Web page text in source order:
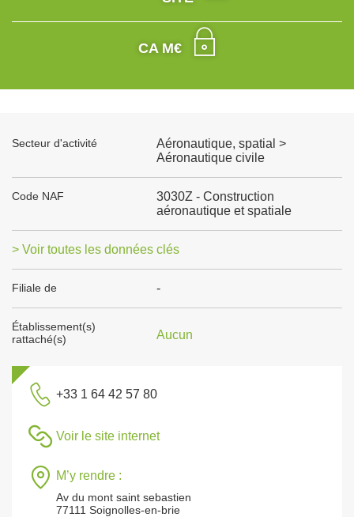
CA M€
Secteur d'activité
Aéronautique, spatial >
Aéronautique civile
Code NAF
3030Z - Construction
aéronautique et spatiale
> Voir toutes les données clés
Filiale de -
Établissement(s)
rattaché(s)
Aucun
+33 1 64 42 57 80
Voir le site internet
M’y rendre :
Av du mont saint sebastien
77111 Soignolles-en-brie